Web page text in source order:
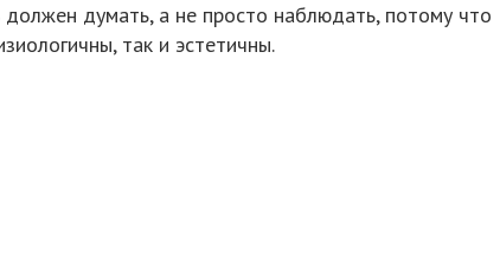
должен думать, а не просто наблюдать, потому что
так и эстетичны.